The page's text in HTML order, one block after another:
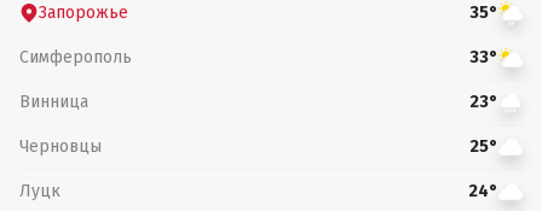
Запорожье 35°
Симферополь 33°
Винница 23°
Черновцы 25°
Луцк 24°